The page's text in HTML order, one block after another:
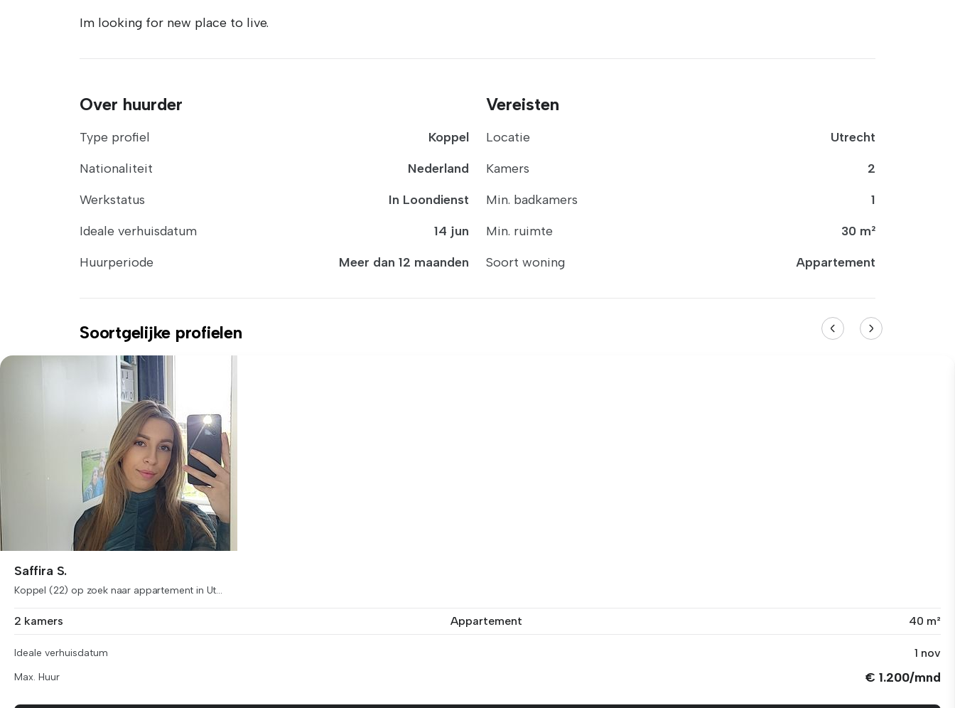
Im looking for new place to live.
Over huurder
Type profiel
Koppel
Nationaliteit
Nederland
Werkstatus
In Loondienst
Ideale verhuisdatum
14 jun
Huurperiode
Meer dan 12 maanden
Vereisten
Locatie
Utrecht
Kamers
2
Min. badkamers
1
Min. ruimte
30 m²
Soort woning
Appartement
Soortgelijke profielen
Saffira S.
Koppel (22) op zoek naar appartement in Ut...
2 kamers Appartement 40 m²
Ideale verhuisdatum 1 nov
Max. Huur € 1.200/mnd